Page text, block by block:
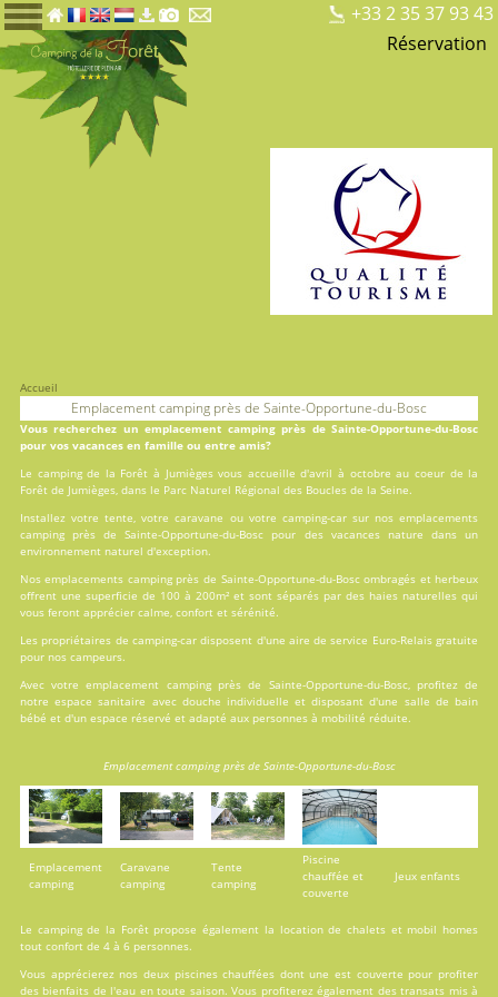
+33 2 35 37 93 43
Réservation
Accueil
Emplacement camping près de Sainte-Opportune-du-Bosc
Vous recherchez un emplacement camping près de Sainte-Opportune-du-Bosc
pour vos vacances en famille ou entre amis?
Le camping de la Forêt à Jumièges vous accueille d'avril à octobre au coeur de la
Forêt de Jumièges, dans le Parc Naturel Régional des Boucles de la Seine.
Installez votre tente, votre caravane ou votre camping-car sur nosemplacements
camping près de Sainte-Opportune-du-Bosc pour des vacances nature dans un
environnement naturel d'exception.
Nos emplacements camping près de Sainte-Opportune-du-Bosc ombragés et herbeux
offrent une superficie de 100 à 200m² et sont séparés par des haies naturelles qui
vous feront apprécier calme, confort et sérénité.
Les propriétaires de camping-car disposent d'une aire de service Euro-Relais gratuite
pour nos campeurs.
Avec votre emplacement camping près de Sainte-Opportune-du-Bosc, profitez de
notre espace sanitaire avec douche individuelle et disposant d'une salle de bain
bébé et d'un espace réservé et adapté aux personnes à mobilité réduite.
Emplacement camping près de Sainte-Opportune-du-Bosc
Emplacement
camping
Caravane
camping
Tente
camping
Piscine
chauffée et
couverte
Jeux enfants
Le camping de la Forêt propose également la locationde chalets et mobil homes
tout confort de 4 à 6 personnes.
Vous apprécierez nos deux piscineschauffées dont une est couverte pour profiter
des bienfaits de l'eau en toute saison. Vous profiterez également des transats mis à